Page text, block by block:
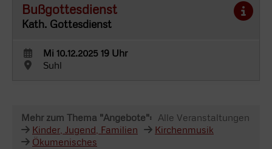
Bußgottesdienst
Kath. Gottesdienst
Mi 10.12.2025 19 Uhr
Suhl
Mehr zum Thema "Angebote": Alle Veranstaltungen
Kinder, Jugend, Familien
Kirchenmusik
Ökumenisches